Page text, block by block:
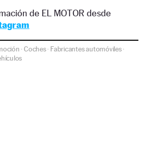
de EL MOTOR desde
·Coches· Fabricantes automóviles·